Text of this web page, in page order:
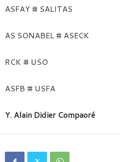
ASFAY # SALITAS
AS SONABEL # ASECK
RCK # USO
ASFB # USFA
Y. Alain Didier Compaoré